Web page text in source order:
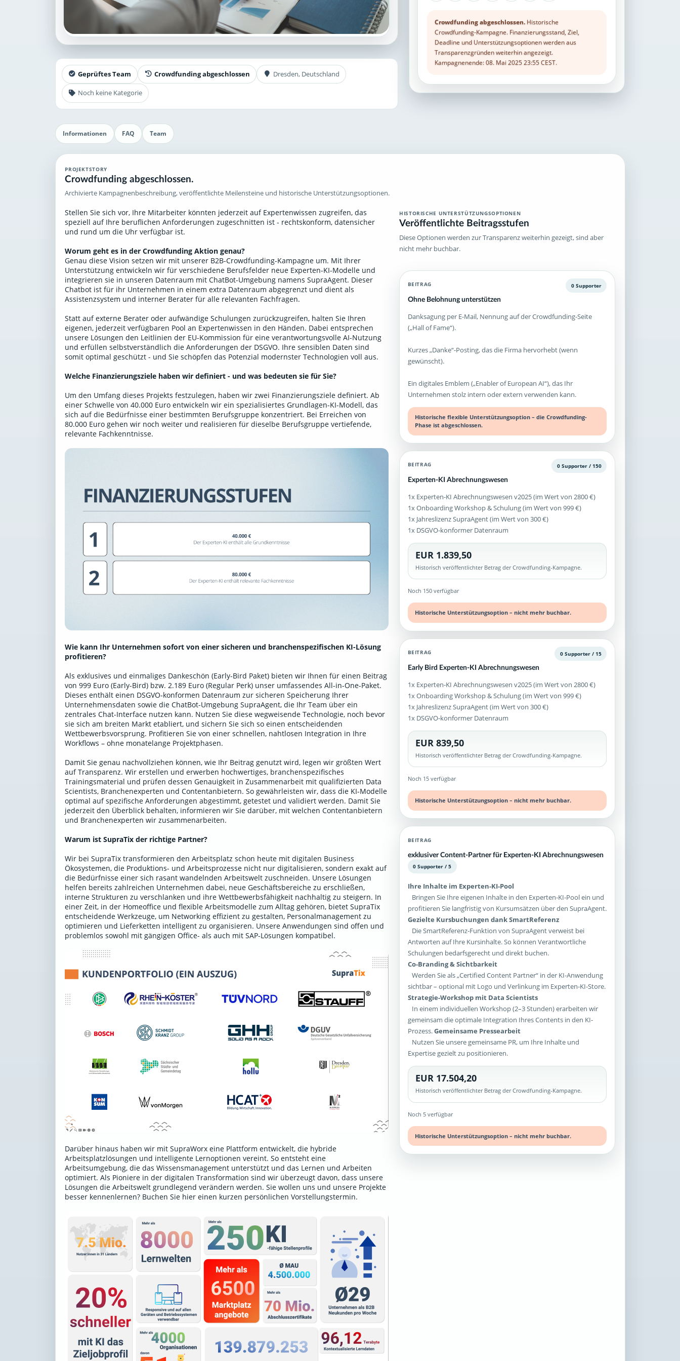
Geprüftes Team Crowdfunding abgeschlossen Dresden, Deutschland
Noch keine Kategorie
Crowdfunding abgeschlossen.Historische
Crowdfunding-Kampagne. Finanzierungsstand, Ziel,
Deadline und Unterstützungsoptionen werden aus
Transparenzgründen weiterhin angezeigt.
Kampagnenende: 08. Mai 2025 23:55 CEST.
Informationen FAQ Team
PROJEKTSTORY
Crowdfunding abgeschlossen.
Archivierte Kampagnenbeschreibung, veröffentlichte Meilensteine und historische Unterstützungsoptionen.
Stellen Sie sich vor, Ihre Mitarbeiter könnten jederzeit auf Expertenwissen zugreifen, das
speziell auf Ihre beruflichen Anforderungen zugeschnitten ist - rechtskonform, datensicher
und rund um die Uhr verfügbar ist.
Worum geht es in der Crowdfunding Aktion genau?
Genau diese Vision setzen wir mit unserer B2B-Crowdfunding-Kampagne um. Mit Ihrer
Unterstützung entwickeln wir für verschiedene Berufsfelder neue Experten-KI-Modelle und
integrieren sie in unseren Datenraum mit ChatBot-Umgebung namens SupraAgent. Dieser
Chatbot ist für ihr Unternehmen in einem extra Datenraum abgegrenzt und dient als
Assistenzsystem und interner Berater für alle relevanten Fachfragen.
Statt auf externe Berater oder aufwändige Schulungen zurückzugreifen, halten Sie Ihren
eigenen, jederzeit verfügbaren Pool an Expertenwissen in den Händen. Dabei entsprechen
unsere Lösungen den Leitlinien der EU-Kommission für eine verantwortungsvolle AI-Nutzung
und erfüllen selbstverständlich die Anforderungen der DSGVO. Ihre sensiblen Daten sind
somit optimal geschützt - und Sie schöpfen das Potenzial modernster Technologien voll aus.
Welche Finanzierungsziele haben wir definiert - und was bedeuten sie für Sie?
Um den Umfang dieses Projekts festzulegen, haben wir zwei Finanzierungsziele definiert. Ab
einer Schwelle von 40.000 Euro entwickeln wir ein spezialisiertes Grundlagen-KI-Modell, das
sich auf die Bedürfnisse einer bestimmten Berufsgruppe konzentriert. Bei Erreichen von
80.000 Euro gehen wir noch weiter und realisieren für dieselbe Berufsgruppe vertiefende,
relevante Fachkenntnisse.
Wie kann Ihr Unternehmen sofort von einer sicheren und branchenspezifischen KI-Lösung
profitieren?
Als exklusives und einmaliges Dankeschön (Early-Bird Paket) bieten wir Ihnen für einen Beitrag
von 999 Euro (Early-Bird) bzw. 2.189 Euro (Regular Perk) unser umfassendes All-in-One-Paket.
Dieses enthält einen DSGVO-konformen Datenraum zur sicheren Speicherung Ihrer
Unternehmensdaten sowie die ChatBot-Umgebung SupraAgent, die Ihr Team über ein
zentrales Chat-Interface nutzen kann. Nutzen Sie diese wegweisende Technologie, noch bevor
sie sich am breiten Markt etabliert, und sichern Sie sich so einen entscheidenden
Wettbewerbsvorsprung. Profitieren Sie von einer schnellen, nahtlosen Integration in Ihre
Workflows – ohne monatelange Projektphasen.
Damit Sie genau nachvollziehen können, wie Ihr Beitrag genutzt wird, legen wir größten Wert
auf Transparenz. Wir erstellen und erwerben hochwertiges, branchenspezifisches
Trainingsmaterial und prüfen dessen Genauigkeit in Zusammenarbeit mit qualifizierten Data
Scientists, Branchenexperten und Contentanbietern. So gewährleisten wir, dass die KI-Modelle
optimal auf spezifische Anforderungen abgestimmt, getestet und validiert werden. Damit Sie
jederzeit den Überblick behalten, informieren wir Sie darüber, mit welchen Contentanbietern
und Branchenexperten wir zusammenarbeiten.
Warum ist SupraTix der richtige Partner?
Wir bei SupraTix transformieren den Arbeitsplatz schon heute mit digitalen Business
Ökosystemen, die Produktions- und Arbeitsprozesse nicht nur digitalisieren, sondern exakt auf
die Bedürfnisse einer sich rasant wandelnden Arbeitswelt zuschneiden. Unsere Lösungen
helfen bereits zahlreichen Unternehmen dabei, neue Geschäftsbereiche zu erschließen,
interne Strukturen zu verschlanken und ihre Wettbewerbsfähigkeit nachhaltig zu steigern. In
einer Zeit, in der Homeoffice und flexible Arbeitsmodelle zum Alltag gehören, bietet SupraTix
entscheidende Werkzeuge, um Networking effizient zu gestalten, Personalmanagement zu
optimieren und Lieferketten intelligent zu organisieren. Unsere Anwendungen sind offen und
problemlos sowohl mit gängigen Office- als auch mit SAP-Lösungen kompatibel.
Darüber hinaus haben wir mit SupraWorx eine Plattform entwickelt, die hybride
Arbeitsplatzlösungen und intelligente Lernoptionen vereint. So entsteht eine
Arbeitsumgebung, die das Wissensmanagement unterstützt und das Lernen und Arbeiten
optimiert. Als Pioniere in der digitalen Transformation sind wir überzeugt davon, dass unsere
Lösungen die Arbeitswelt grundlegend verändern werden. Sie wollen uns und unsere Projekte
besser kennenlernen? Buchen Sie hier einen kurzen persönlichen Vorstellungstermin.
HISTORISCHE UNTERSTÜTZUNGSOPTIONEN
Veröffentlichte Beitragsstufen
Diese Optionen werden zur Transparenz weiterhin gezeigt, sind aber
nicht mehr buchbar.
BEITRAG
Ohne Belohnung unterstützen
0 Supporter
Danksagung per E-Mail, Nennung auf der Crowdfunding-Seite
(„Hall of Fame“).
Kurzes „Danke“-Posting, das die Firma hervorhebt (wenn
gewünscht).
Ein digitales Emblem („Enabler of European AI“), das Ihr
Unternehmen stolz intern oder extern verwenden kann.
Historische flexible Unterstützungsoption – die Crowdfunding-
Phase ist abgeschlossen.
BEITRAG
Experten-KI Abrechnungswesen
0 Supporter / 150
1x Experten-KI Abrechnungswesen v2025 (im Wert von 2800 €)
1x Onboarding Workshop & Schulung (im Wert von 999 €)
1x Jahreslizenz SupraAgent (im Wert von 300 €)
1x DSGVO-konformer Datenraum
EUR 1.839,50
Historisch veröffentlichter Betrag der Crowdfunding-Kampagne.
Noch 150 verfügbar
Historische Unterstützungsoption – nicht mehr buchbar.
BEITRAG
Early Bird Experten-KI Abrechnungswesen
0 Supporter / 15
1x Experten-KI Abrechnungswesen v2025 (im Wert von 2800 €)
1x Onboarding Workshop & Schulung (im Wert von 999 €)
1x Jahreslizenz SupraAgent (im Wert von 300 €)
1x DSGVO-konformer Datenraum
EUR 839,50
Historisch veröffentlichter Betrag der Crowdfunding-Kampagne.
Noch 15 verfügbar
Historische Unterstützungsoption – nicht mehr buchbar.
BEITRAG
exklusiver Content-Partner für Experten-KI Abrechnungswesen
0 Supporter / 5
Ihre Inhalte im Experten-KI-Pool
Bringen Sie Ihre eigenen Inhalte in den Experten-KI-Pool ein und
profitieren Sie langfristig von Kursumsätzen über den SupraAgent.
Gezielte Kursbuchungen dank SmartReferenz
Die SmartReferenz-Funktion von SupraAgent verweist bei
Antworten auf Ihre Kursinhalte. So können Verantwortliche
Schulungen bedarfsgerecht und direkt buchen.
Co-Branding & Sichtbarkeit
Werden Sie als „Certified Content Partner“ in der KI-Anwendung
sichtbar – optional mit Logo und Verlinkung im Experten-KI-Store.
Strategie-Workshop mit Data Scientists
In einem individuellen Workshop (2–3 Stunden) erarbeiten wir
gemeinsam die optimale Integration Ihres Contents in den KI-
Prozess.Gemeinsame Pressearbeit
Nutzen Sie unsere gemeinsame PR, um Ihre Inhalte und
Expertise gezielt zu positionieren.
EUR 17.504,20
Historisch veröffentlichter Betrag der Crowdfunding-Kampagne.
Noch 5 verfügbar
Historische Unterstützungsoption – nicht mehr buchbar.